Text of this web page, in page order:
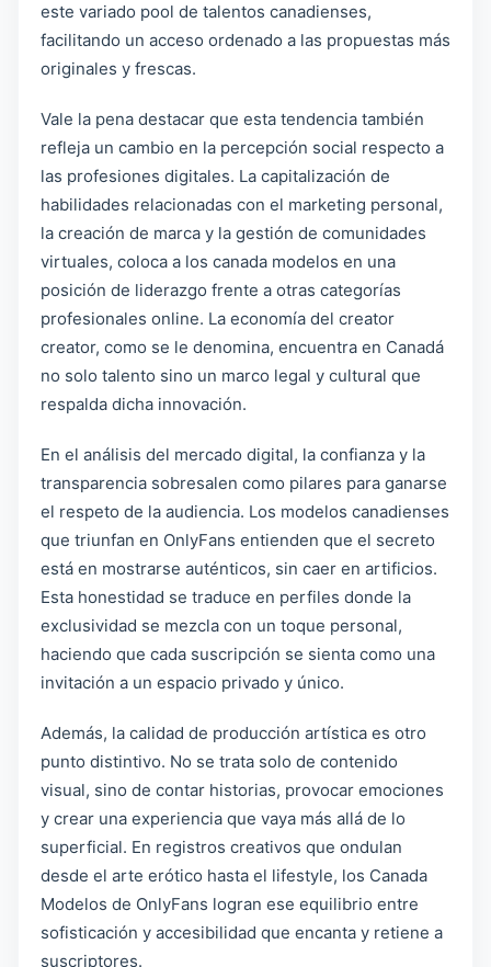
este variado pool de talentos canadienses,
facilitando un acceso ordenado a las propuestas más
originales y frescas.
Vale la pena destacar que esta tendencia también
refleja un cambio en la percepción social respecto a
las profesiones digitales. La capitalización de
habilidades relacionadas con el marketing personal,
la creación de marca y la gestión de comunidades
virtuales, coloca a los canada modelos en una
posición de liderazgo frente a otras categorías
profesionales online. La economía del creator
creator, como se le denomina, encuentra en Canadá
no solo talento sino un marco legal y cultural que
respalda dicha innovación.
En el análisis del mercado digital, la confianza y la
transparencia sobresalen como pilares para ganarse
el respeto de la audiencia. Los modelos canadienses
que triunfan en OnlyFans entienden que el secreto
está en mostrarse auténticos, sin caer en artificios.
Esta honestidad se traduce en perfiles donde la
exclusividad se mezcla con un toque personal,
haciendo que cada suscripción se sienta como una
invitación a un espacio privado y único.
Además, la calidad de producción artística es otro
punto distintivo. No se trata solo de contenido
visual, sino de contar historias, provocar emociones
y crear una experiencia que vaya más allá de lo
superficial. En registros creativos que ondulan
desde el arte erótico hasta el lifestyle, los Canada
Modelos de OnlyFans logran ese equilibrio entre
sofisticación y accesibilidad que encanta y retiene a
suscriptores.